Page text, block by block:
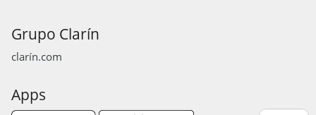
Grupo Clarín
clarín.com
Apps